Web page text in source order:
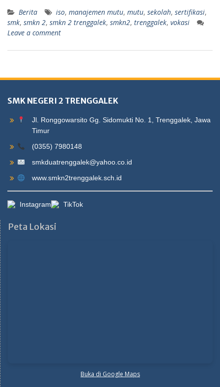
Berita iso, manajemen mutu, mutu, sekolah, sertifikasi,
smk, smkn 2, smkn 2 trenggalek, smkn2, trenggalek, vokasi
Leave a comment
SMK NEGERI 2 TRENGGALEK
Jl. Ronggowarsito Gg. Sidomukti No. 1, Trenggalek, Jawa
Timur
(0355) 7980148
smkduatrenggalek@yahoo.co.id
www.smkn2trenggalek.sch.id
Instagram TikTok
Peta Lokasi
Buka di Google Maps